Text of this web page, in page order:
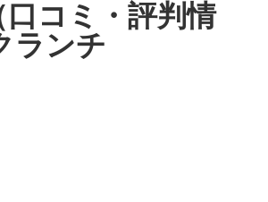
コミ・評判情
ランチ